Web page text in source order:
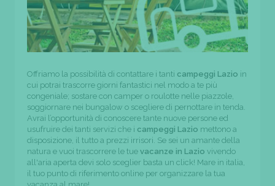
Offriamo la possibilità di contattare i tanti campeggi Lazio in
cui potrai trascorre giorni fantastici nel modo a te più
congeniale; sostare con camper o roulotte nelle piazzole,
soggiornare nei bungalow o scegliere di pernottare in tenda.
Avrai l’opportunità di conoscere tante nuove persone ed
usufruire dei tanti servizi che i campeggi Lazio mettono a
disposizione, il tutto a prezzi irrisori. Se sei un amante della
natura e vuoi trascorrere le tue vacanze in Lazio vivendo
all'aria aperta devi solo sceglier basta un click! Mare in italia,
il tuo punto di riferimento online per organizzare la tua